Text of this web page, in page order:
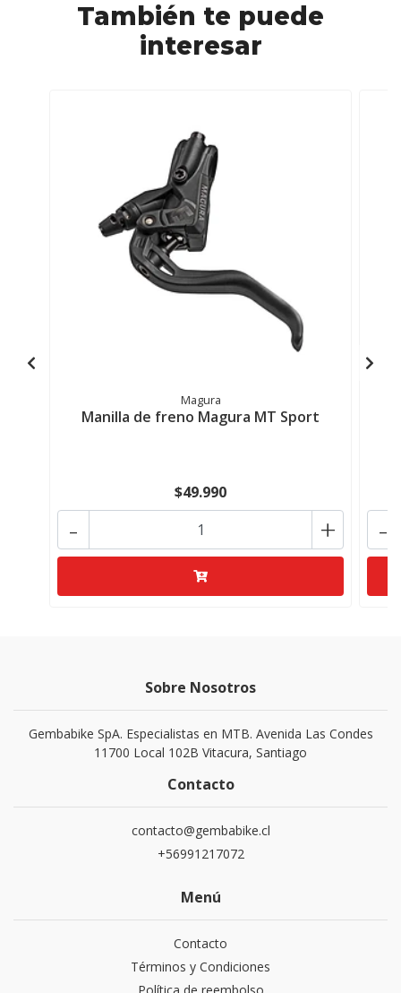
También te puede
interesar
Magura
Manilla de freno Magura MT Sport
$49.990
+
- -
Sobre Nosotros
Gembabike SpA. Especialistas en MTB. Avenida Las Condes
11700 Local 102B Vitacura, Santiago
Contacto
contacto@gembabike.cl
+56991217072
Menú
Contacto
Términos y Condiciones